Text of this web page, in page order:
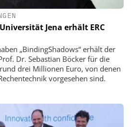
Jena erhält ERC
„BindingShadows“ erhält der
Dr. Sebastian Böcker für die
drei Millionen Euro, von denen
vorgesehen sind.